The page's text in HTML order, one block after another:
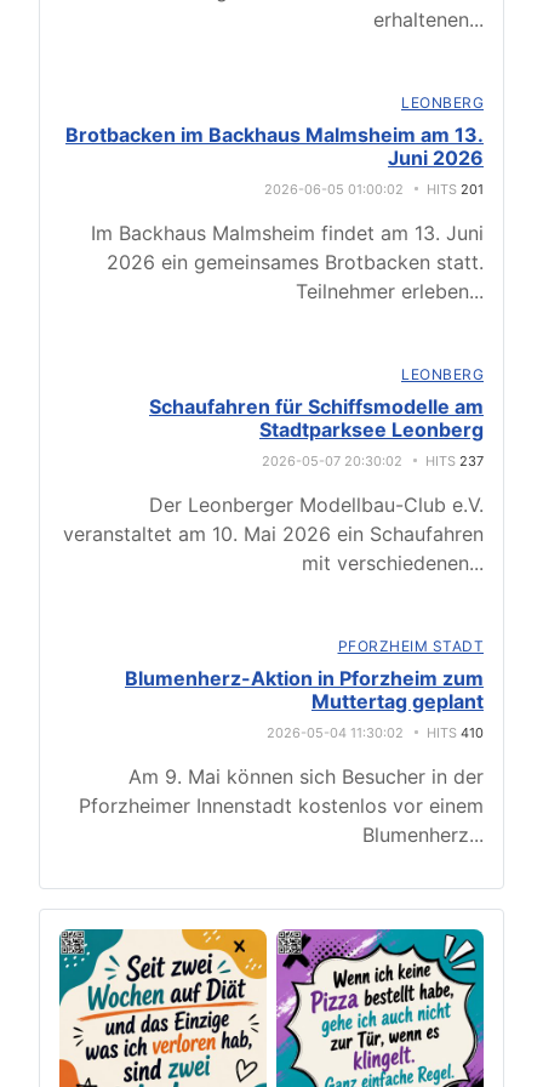
erhaltenen...
LEONBERG
Brotbacken im Backhaus Malmsheim am 13.
Juni 2026
2026-06-05 01:00:02 HITS 201
Im Backhaus Malmsheim findet am 13. Juni
2026 ein gemeinsames Brotbacken statt.
Teilnehmer erleben...
LEONBERG
Schaufahren für Schiffsmodelle am
Stadtparksee Leonberg
2026-05-07 20:30:02 HITS 237
Der Leonberger Modellbau-Club e.V.
veranstaltet am 10. Mai 2026 ein Schaufahren
mit verschiedenen...
PFORZHEIM STADT
Blumenherz-Aktion in Pforzheim zum
Muttertag geplant
2026-05-04 11:30:02 HITS 410
Am 9. Mai können sich Besucher in der
Pforzheimer Innenstadt kostenlos vor einem
Blumenherz...